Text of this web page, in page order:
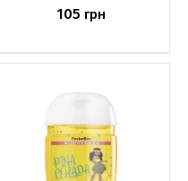
105 грн